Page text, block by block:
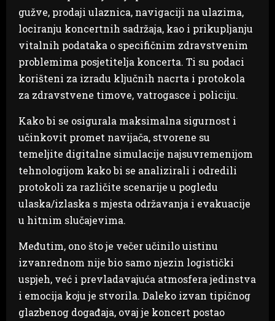
gužve, prodaji ulaznica, navigaciji na ulazima,
lociranju koncertnih sadržaja, kao i prikupljanju
vitalnih podataka o specifičnim zdravstvenim
problemima posjetitelja koncerta. Ti su podaci
korišteni za izradu ključnih nacrta i protokola
za zdravstvene timove, vatrogasce i policiju.
Kako bi se osigurala maksimalna sigurnost i
učinkovit promet navijača, stvorene su
temeljite digitalne simulacije najsuvremenijom
tehnologijom kako bi se analizirali i odredili
protokoli za različite scenarije u pogledu
ulaska/izlaska s mjesta održavanja i evakuacije
u hitnim slučajevima.
Međutim, ono što je večer učinilo uistinu
izvanrednom nije bio samo njezin logistički
uspjeh, već i prevladavajuća atmosfera jedinstva
i emocija koju je stvorila. Daleko izvan tipičnog
glazbenog događaja, ovaj je koncert postao